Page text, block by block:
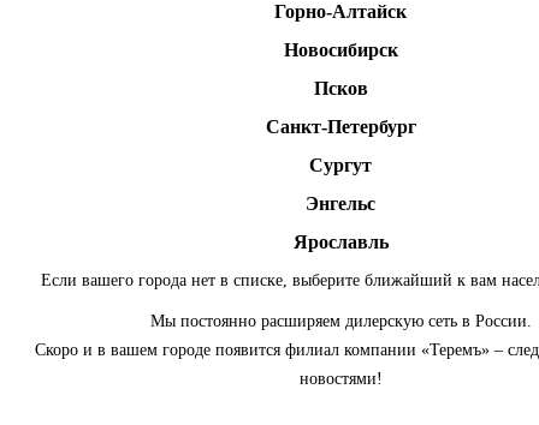
Горно-Алтайск
Новосибирск
Псков
Санкт-Петербург
Сургут
Энгельс
Ярославль
Если вашего города нет в списке, выберите ближайший к вам
Мы постоянно расширяем дилерскую сеть в России.
Скоро и в вашем городе появится филиал компании «Теремъ» –
новостями!